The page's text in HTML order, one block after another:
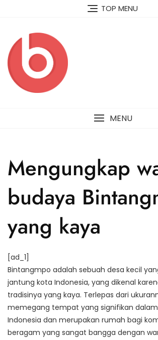
TOP MENU
MENU
Mengungkap
budaya
yang kaya
[ad_1]
Bintangmpo adalah sebuah desa kecil
jantung kota Indonesia, yang dikenal
tradisinya yang kaya. Terlepas dari
memegang tempat yang signifikan
Indonesia dan merupakan rumah bagi
beragam yang sangat bangga dengan